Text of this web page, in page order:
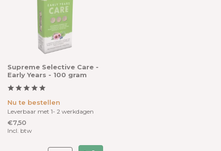
Supreme Selective Care -
Early Years - 100 gram
Nu te bestellen
Leverbaar met 1- 2 werkdagen
€7,50
Incl. btw